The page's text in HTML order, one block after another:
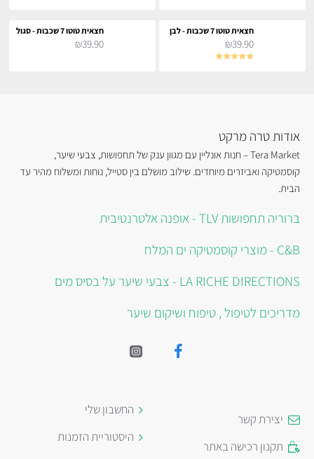
חצאית טוטו 7 שכבות - לבן
₪39.90
חצאית טוטו 7 שכבות - סגול
₪39.90
אודות טרה מרקט
Tera Market – חנות אונליין עם מגוון ענק של תחפושות, צבעי שיער,
קוסמטיקה ואביזרים מיוחדים. שילוב מושלם בין סטייל, נוחות ומשלוח מהיר עד
הבית.
ברוריה תחפושות TLV - אופנה אלטרנטיבית
C&B - מוצרי קוסמטיקה ים המלח
LA RICHE DIRECTIONS - צבעי שיער על בסיס מים
מדריכים לטיפול , טיפוח ושיקום שיער
יצירת קשר
תקנון רכישה באתר
החשבון שלי
היסטוריית הזמנות